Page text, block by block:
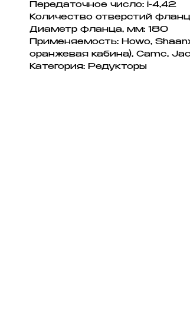
Передаточное число: i-4,42
Количество отверстий
Диаметр фланца, мм: 180
Применяемость: Howo,
оранжевая кабина), Camc, Jac
Категория: Редукторы